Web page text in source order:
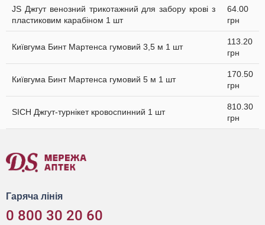
JS Джгут венозний трикотажний для забору крові з
пластиковим карабіном 1 шт
64.00
грн
Київгума Бинт Мартенса гумовий 3,5 м 1 шт
113.20
грн
Київгума Бинт Мартенса гумовий 5 м 1 шт
170.50
грн
SICH Джгут-турнікет кровоспинний 1 шт
810.30
грн
Гаряча лінія
0 800 30 20 60